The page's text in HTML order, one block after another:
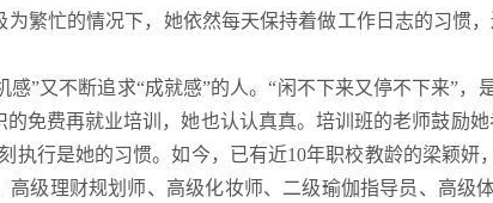
繁忙的情况下，她依然每天保持着做工作日志的习惯
”又不断追求“成就感”的人。“闲不下来又停不下来”，
免费再就业培训，她也认认真真。培训班的老师鼓励
执行是她的习惯。如今，已有近10年职校教龄的梁颖妍
级理财规划师、高级化妆师、二级瑜伽指导员、高级